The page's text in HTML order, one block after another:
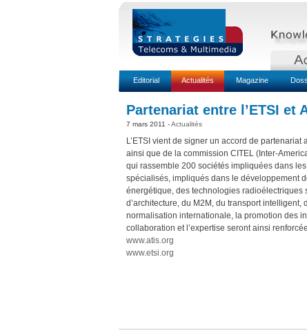
Editorial Actualités Magazine
Partenariat entre l’ETSI et
7 mars 2011 -Actualités
L’ETSI vient de signer un accord de
ainsi que de la commission CITEL (Inter-
qui rassemble 200 sociétés impliquées dans
spécialisés, impliqués dans le développement
énergétique, des technologies radioélectriques
d’architecture, du M2M, du transport intelligent,
normalisation internationale, la promotion des
collaboration et l’expertise seront ainsi
www.atis.org
www.etsi.org